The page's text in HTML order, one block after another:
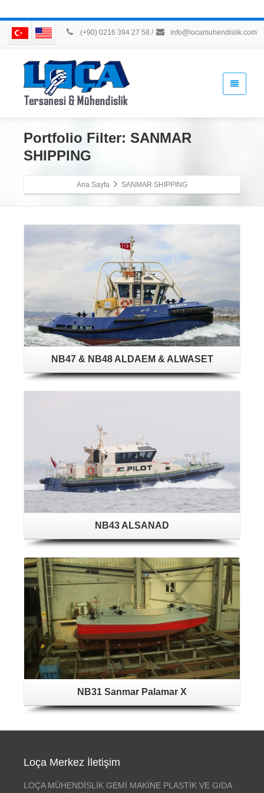
(+90) 0216 394 27 58 / info@locamuhendislik.com
Portfolio Filter: SANMAR
SHIPPING
Ana Sayfa SANMAR SHIPPING
NB47 & NB48 ALDAEM & ALWASET
NB43 ALSANAD
NB31 Sanmar Palamar X
Loça Merkez İletişim
LOÇA MÜHENDİSLİK GEMİ MAKİNE PLASTİK VE GIDA